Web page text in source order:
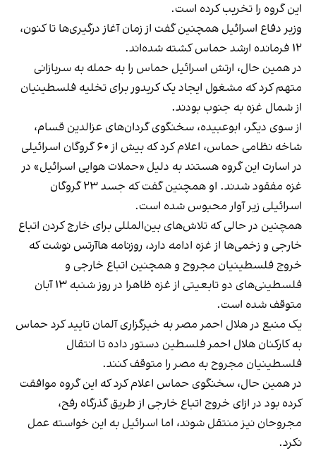
این گروه را تخریب کرده است.
وزیر دفاع اسرائیل همچنین گفت از زمان آغاز درگیری‌ها تا کنون،
۱۲ فرمانده ارشد حماس کشته شده‌اند.
در همین حال، ارتش اسرائیل حماس را به حمله به سربازانی
متهم کرد که مشغول ایجاد یک کریدور برای تخلیه فلسطینیان
از شمال غزه به جنوب بودند.
از سوی دیگر، ابوعبیده، سخنگوی گردان‌های عزالدین قسام،
شاخه نظامی حماس، اعلام کرد که بیش از ۶۰ گروگان اسرائیلی
در اسارت این گروه هستند به دلیل «حملات هوایی اسرائیل» در
غزه مفقود شدند. او همچنین گفت که جسد ۲۳ گروگان
اسرائیلی زیر آوار محبوس شده است.
همچنین در حالی که تلاش‌های بین‌المللی برای خارج کردن اتباع
خارجی و زخمی‌ها از غزه ادامه دارد، روزنامه هاآرتس نوشت که
خروج فلسطینیان مجروح و همچنین اتباع خارجی و
فلسطینی‌های دو تابعیتی از غزه ظاهرا در روز شنبه ۱۳ آبان
متوقف شده است.
یک منبع در هلال احمر مصر به خبرگزاری آلمان تایید کرد حماس
به کارکنان هلال احمر فلسطین دستور داده تا انتقال
فلسطینیان مجروح به مصر را متوقف کنند.
در همین حال، سخنگوی حماس اعلام کرد که این گروه موافقت
کرده بود در ازای خروج اتباع خارجی از طریق گذرگاه رفح،
مجروحان نیز منتقل شوند، اما اسرائیل به این خواسته عمل
نکرد.